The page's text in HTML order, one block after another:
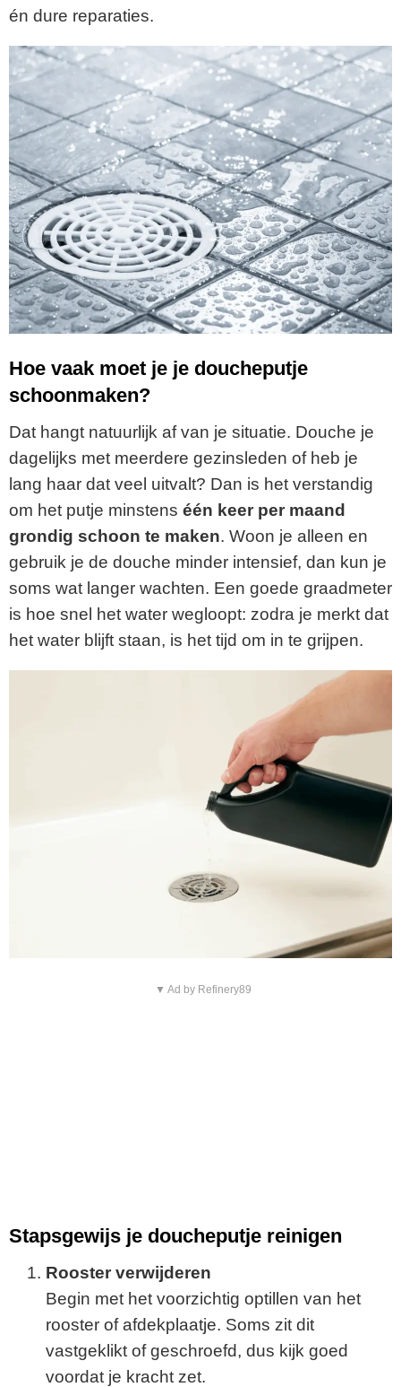
én dure reparaties.
Hoe vaak moet je je doucheputje
schoonmaken?
Dat hangt natuurlijk af van je situatie. Douche je
dagelijks met meerdere gezinsleden of heb je
lang haar dat veel uitvalt? Dan is het verstandig
om het putje minstens één keer per maand
grondig schoon te maken. Woon je alleen en
gebruik je de douche minder intensief, dan kun je
soms wat langer wachten. Een goede graadmeter
is hoe snel het water wegloopt: zodra je merkt dat
het water blijft staan, is het tijd om in te grijpen.
▼ Ad by Refinery89
Stapsgewijs je doucheputje reinigen
Rooster verwijderen
Begin met het voorzichtig optillen van het
rooster of afdekplaatje. Soms zit dit
vastgeklikt of geschroefd, dus kijk goed
voordat je kracht zet.